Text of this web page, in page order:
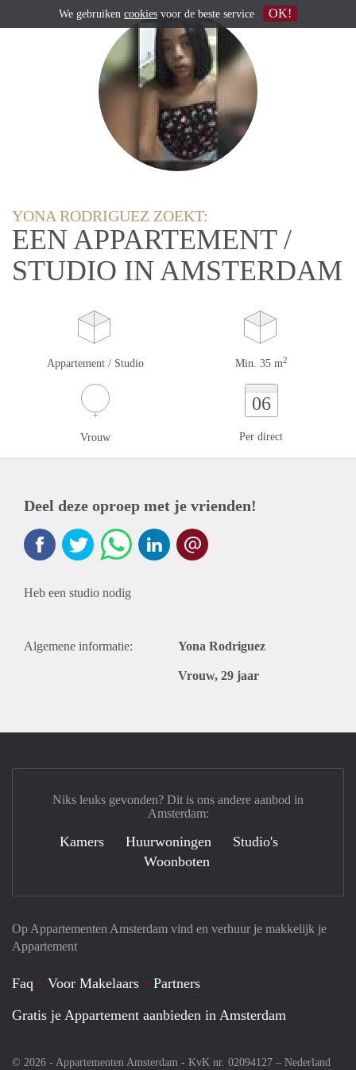
YONA RODRIGUEZ ZOEKT:
EEN APPARTEMENT /
STUDIO IN AMSTERDAM
Appartement / Studio Min. 35 m2
Vrouw
06
Per direct
Deel deze oproep met je vrienden!
Heb een studio nodig
Algemene informatie: Yona Rodriguez
Vrouw, 29 jaar
Op Appartementen Amsterdam vind en verhuur je makkelijk je
Appartement
Faq Voor Makelaars
Partners
Gratis je Appartement aanbieden in Amsterdam
© 2026 - Appartementen Amsterdam - KvK nr. 02094127 – Nederland
Niks leuks gevonden? Dit is ons andere aanbod in
Amsterdam:
Kamers Huurwoningen
Studio's
Woonboten
We gebruiken cookies voor de beste service OK!